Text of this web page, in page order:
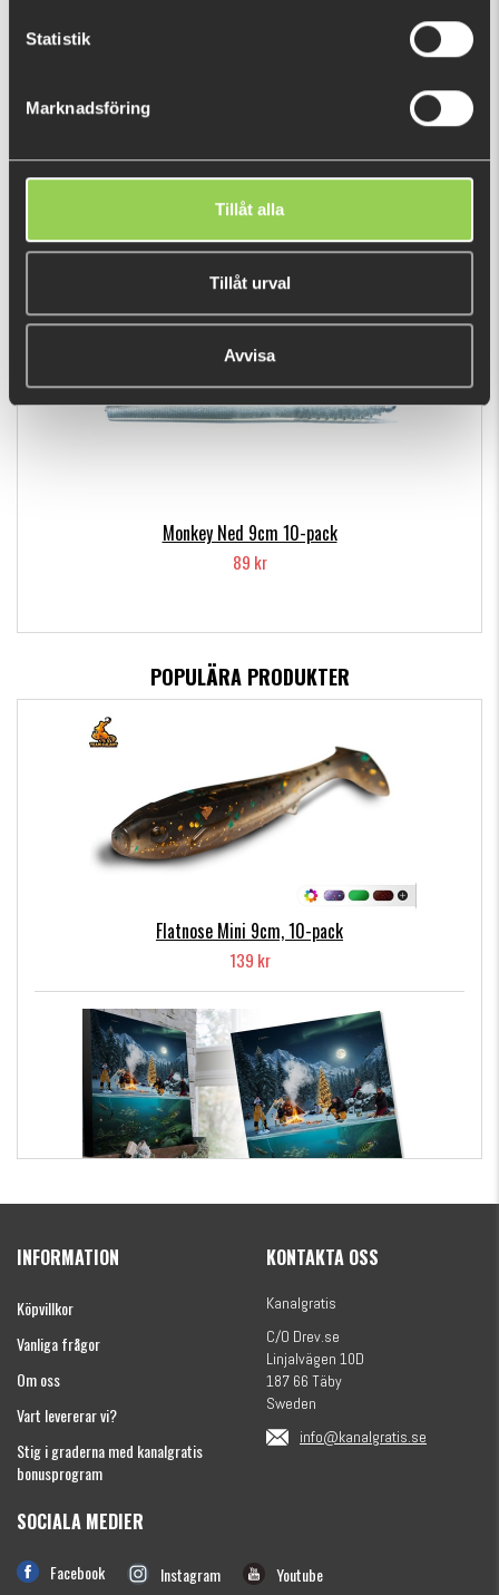
Statistik
Marknadsföring
Tillåt alla
Tillåt urval
Avvisa
79 kr
DU TITTADE NYLIGEN PÅ
Monkey Ned 9cm 10-pack
89 kr
POPULÄRA PRODUKTER
Flatnose Mini 9cm, 10-pack
139 kr
(julkalender)
89 kr
INFORMATION
Köpvillkor
Vanliga frågor
Om oss
Vart levererar vi?
Stig i graderna med kanalgratis
bonusprogram
KONTAKTA OSS
Kanalgratis
C/O Drev.se
Linjalvägen 10D
187 66 Täby
Sweden
info@kanalgratis.se
SOCIALA MEDIER
Facebook Instagram Youtube